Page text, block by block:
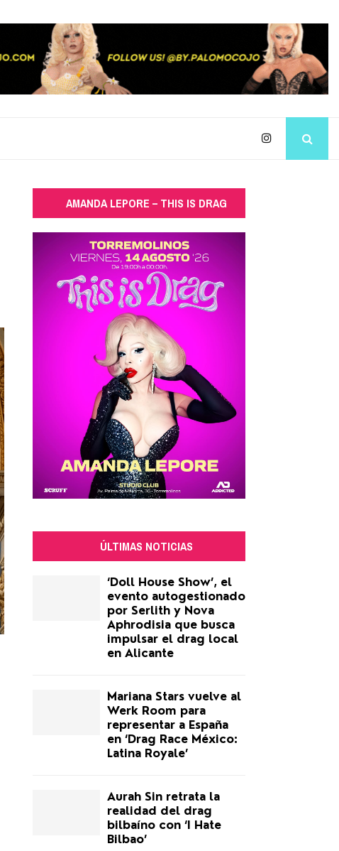
AMANDA LEPORE – THIS IS DRAG
ÚLTIMAS NOTICIAS
‘Doll House Show’, el
evento autogestionado
por Serlith y Nova
Aphrodisia que busca
impulsar el drag local
en Alicante
Mariana Stars vuelve al
Werk Room para
representar a España
en ‘Drag Race México:
Latina Royale’
Aurah Sin retrata la
realidad del drag
bilbaíno con ‘I Hate
Bilbao’